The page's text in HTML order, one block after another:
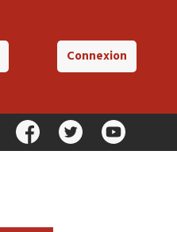
Connexion